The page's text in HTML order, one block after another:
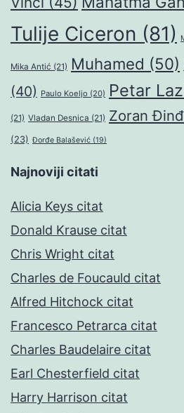
Tulije Ciceron (81)
Mika Antić (21) Muhamed (50)
(40) Paulo Koeljo (20) Petar
(21) Vladan Desnica (21) Zoran
(23) Đorđe Balašević (19)
Najnoviji citati
Alicia Keys citat
Donald Krause citat
Chris Wright citat
Charles de Foucauld citat
Alfred Hitchock citat
Francesco Petrarca citat
Charles Baudelaire citat
Earl Chesterfield citat
Harry Harrison citat